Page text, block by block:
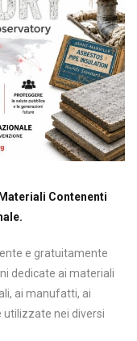
Contenenti
e gratuitamente
dedicate ai materiali
ai manufatti, ai
nei diversi